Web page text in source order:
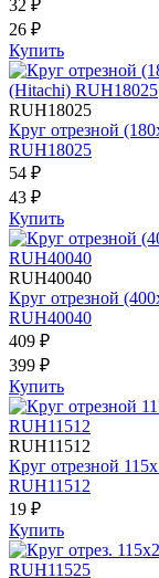
32 ₽
26 ₽
Купить
RUH18025
Круг отрезной
RUH18025
54 ₽
43 ₽
Купить
RUH40040
Круг отрезной
RUH40040
409 ₽
399 ₽
Купить
RUH11512
Круг отрезной
RUH11512
19 ₽
Купить